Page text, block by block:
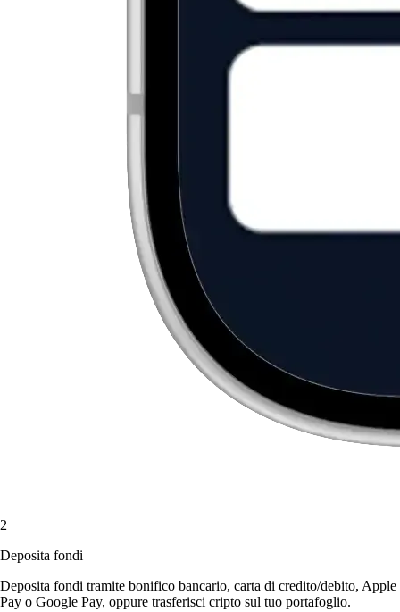
2
Deposita fondi
Deposita fondi tramite bonifico bancario, carta di credito/debito, Apple
Pay o Google Pay, oppure trasferisci cripto sul tuo portafoglio.